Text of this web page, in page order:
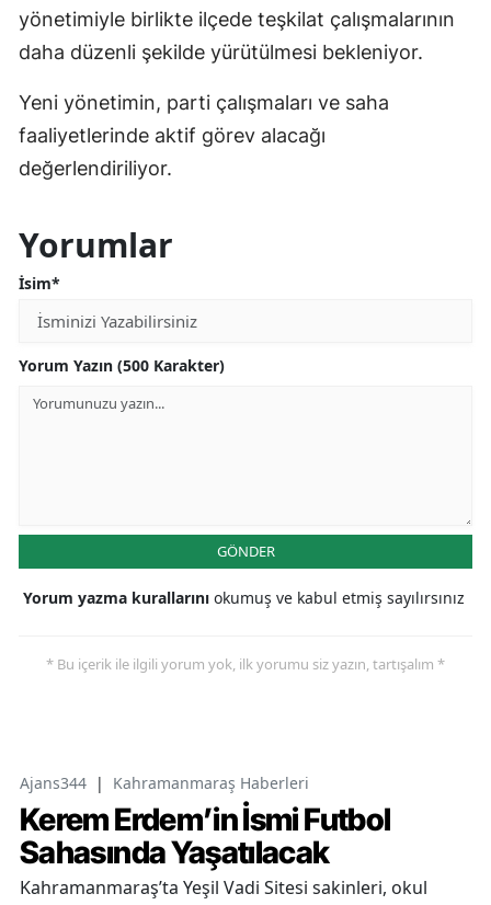
yönetimiyle birlikte ilçede teşkilat çalışmalarının
daha düzenli şekilde yürütülmesi bekleniyor.
Yeni yönetimin, parti çalışmaları ve saha
faaliyetlerinde aktif görev alacağı
değerlendiriliyor.
Yorumlar
İsim*
Yorum Yazın (500 Karakter)
GÖNDER
Yorum yazma kurallarını okumuş ve kabul etmiş sayılırsınız
* Bu içerik ile ilgili yorum yok, ilk yorumu siz yazın, tartışalım *
Ajans344 | Kahramanmaraş Haberleri
Kerem Erdem’in İsmi Futbol
Sahasında Yaşatılacak
Kahramanmaraş’ta Yeşil Vadi Sitesi sakinleri, okul